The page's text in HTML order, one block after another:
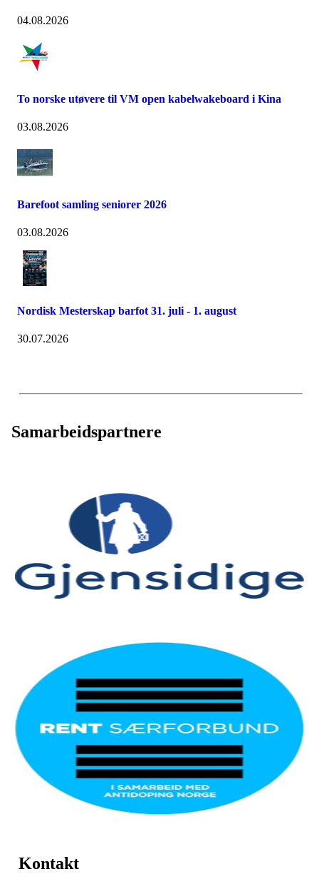
04.08.2026
To norske utøvere til VM open kabelwakeboard i Kina
03.08.2026
Barefoot samling seniorer 2026
03.08.2026
Nordisk Mesterskap barfot 31. juli - 1. august
30.07.2026
Samarbeidspartnere
Kontakt